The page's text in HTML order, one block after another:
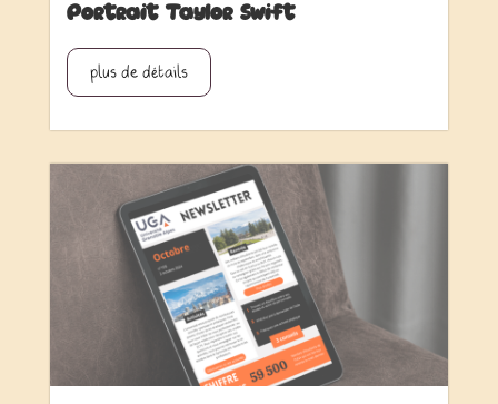
Portrait Taylor Swift
plus de détails